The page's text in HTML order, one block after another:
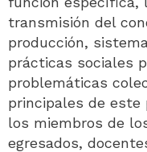
transmisión del
producción,
prácticas sociales
problemáticas
principales de este
los miembros de
egresados,